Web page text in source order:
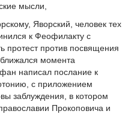
мысли,
Яворский, человек тех
к Феофилакту с
протест против посвящения
момента
написал послание к
с приложением
заблуждения, в котором
Прокоповича и